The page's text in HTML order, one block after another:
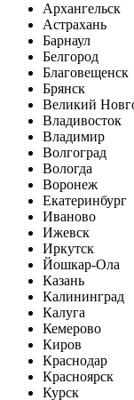
Архангельск
Астрахань
Барнаул
Белгород
Благовещенск
Брянск
Великий
Владивосток
Владимир
Волгоград
Вологда
Воронеж
Екатеринбург
Иваново
Ижевск
Иркутск
Йошкар-Ола
Казань
Калининград
Калуга
Кемерово
Киров
Краснодар
Красноярск
Курск